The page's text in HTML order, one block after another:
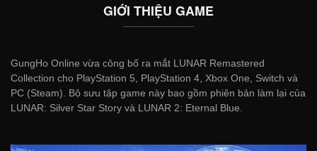
GIỚI THIỆU GAME
GungHo Online vừa công bố ra mắt LUNAR Remastered
Collection cho PlayStation 5, PlayStation 4, Xbox One, Switch và
PC (Steam). Bộ sưu tập game này bao gồm phiên bản làm lại của
LUNAR: Silver Star Story và LUNAR 2: Eternal Blue.